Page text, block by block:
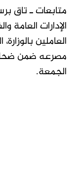
متابعات ـ تاق
الإدارات العامة
العاملين
مصرعه ضمن
الجمعة.